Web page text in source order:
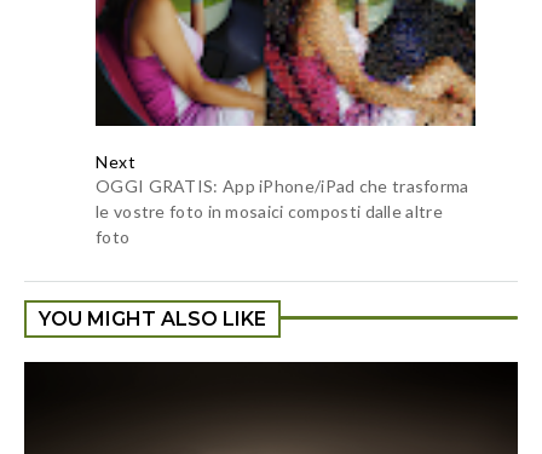
Next
OGGI GRATIS: App iPhone/iPad che trasforma
le vostre foto in mosaici composti dalle altre
foto
YOU MIGHT ALSO LIKE